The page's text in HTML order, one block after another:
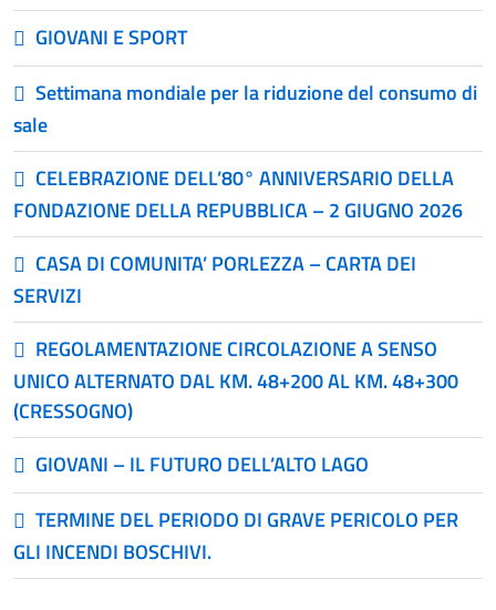
GIOVANI E SPORT
Settimana mondiale per la riduzione del consumo di
sale
CELEBRAZIONE DELL’80° ANNIVERSARIO DELLA
FONDAZIONE DELLA REPUBBLICA – 2 GIUGNO 2026
CASA DI COMUNITA’ PORLEZZA – CARTA DEI
SERVIZI
REGOLAMENTAZIONE CIRCOLAZIONE A SENSO
UNICO ALTERNATO DAL KM. 48+200 AL KM. 48+300
(CRESSOGNO)
GIOVANI – IL FUTURO DELL’ALTO LAGO
TERMINE DEL PERIODO DI GRAVE PERICOLO PER
GLI INCENDI BOSCHIVI.